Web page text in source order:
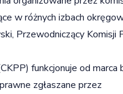
w różnych izbach
Przewodniczący Komisji
funkcjonuje od marca
zgłaszane przez